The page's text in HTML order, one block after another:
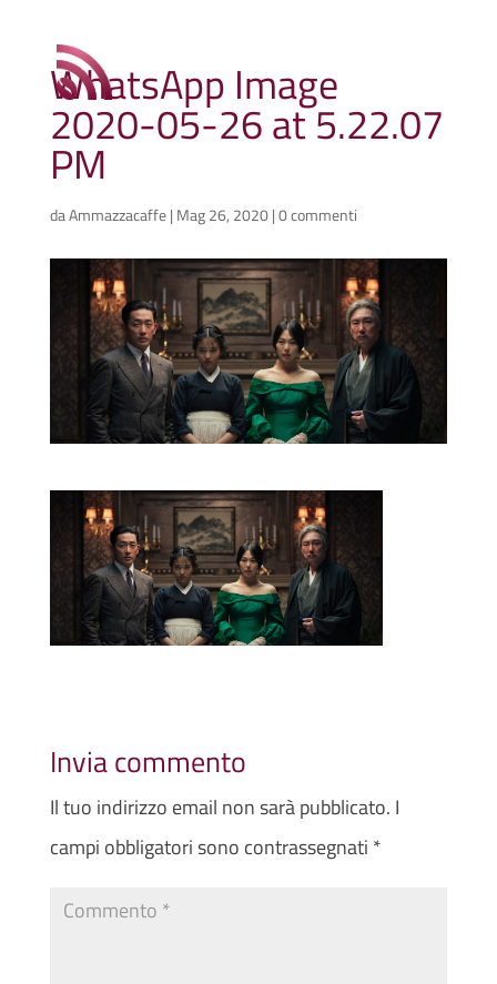
WhatsApp Image
2020-05-26 at 5.22.07
PM
daAmmazzacaffe| Mag 26, 2020|0 commenti
Invia commento
Il tuo indirizzo email non sarà pubblicato. I
campi obbligatori sono contrassegnati *